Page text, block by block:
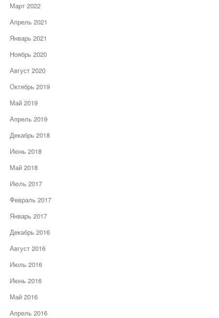
Март 2022
Апрель 2021
Январь 2021
Ноябрь 2020
Август 2020
Октябрь 2019
Май 2019
Апрель 2019
Декабрь 2018
Июнь 2018
Май 2018
Июль 2017
Февраль 2017
Январь 2017
Декабрь 2016
Август 2016
Июль 2016
Июнь 2016
Май 2016
Апрель 2016